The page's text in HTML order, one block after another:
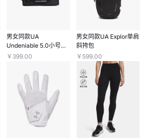
男女同款UA
Undeniable 5.0小号旅
行包
￥399.00
男女同款UA Explor单肩
斜挎包
￥599.00